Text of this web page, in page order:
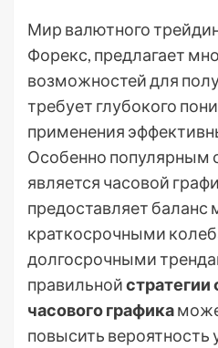
Мир валютного
Форекс, предлагает
возможностей для
требует глубокого
применения
Особенно популярным
является часовой
предоставляет баланс
краткосрочными
долгосрочными
правильнойстратегии
часового графика
повысить вероятность